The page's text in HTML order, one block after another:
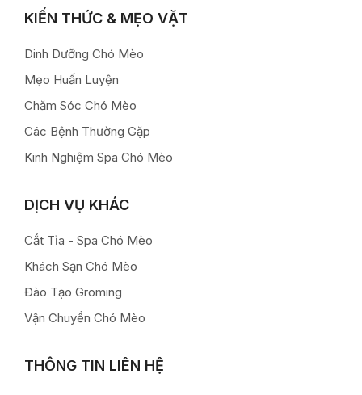
KIẾN THỨC & MẸO VẶT
Dinh Dưỡng Chó Mèo
Mẹo Huấn Luyện
Chăm Sóc Chó Mèo
Các Bệnh Thường Gặp
Kinh Nghiệm Spa Chó Mèo
DỊCH VỤ KHÁC
Cắt Tỉa - Spa Chó Mèo
Khách Sạn Chó Mèo
Đào Tạo Groming
Vận Chuyển Chó Mèo
THÔNG TIN LIÊN HỆ